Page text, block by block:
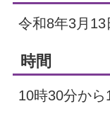
令和8年3月13
時間
10時30分から